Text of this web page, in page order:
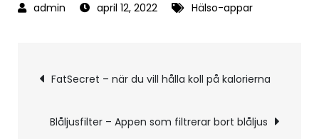
april 12, 2022 Hälso-appar
Inläggsnavigering
FatSecret – när du vill hålla koll på kalorierna
Blåljusfilter – Appen som filtrerar bort blåljus